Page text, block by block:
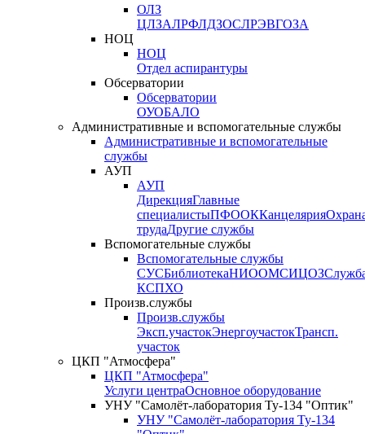
ОЛЗ
ЦЛЗАЛРФЛДЗОСЛРЭВГОЗА
НОЦ
НОЦ
Отдел аспирантуры
Обсерватории
Обсерватории
ОУОБАЛО
Административные и вспомогательные службы
Административные и вспомогательные
службы
АУП
АУП
ДирекцияГлавные
специалистыПФООККанцелярия
трудаДругие службы
Вспомогательные службы
Вспомогательные службы
СУСБиблиотекаНИООМСИЦОЗ
КСПХО
Произв.службы
Произв.службы
Эксп.участокЭнергоучастокТрансп.
участок
ЦКП "Атмосфера"
ЦКП "Атмосфера"
Услуги центраОсновное оборудование
УНУ "Самолёт-лаборатория Ту-134 "Оптик"
УНУ "Самолёт-лаборатория Ту-134